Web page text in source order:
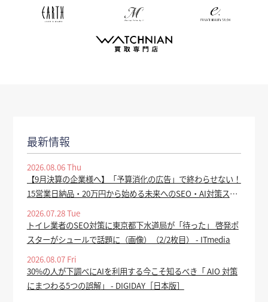
最新情報
2026.08.06 Thu
【9月決算の企業様へ】「予算消化の広告」で終わらせない！
15営業日納品・20万円から始める未来へのSEO・AI対策スタ
2026.07.28 Tue
トイレ業者のSEO対策に東京都下水道局が「待った」 啓発ポ
スターがシュールで話題に（画像）（2/2枚目） - ITmedia
2026.08.07 Fri
30%の人が下調べにAIを利用する今こそ知るべき「 AIO 対策
にまつわる5つの誤解」 - DIGIDAY［日本版］